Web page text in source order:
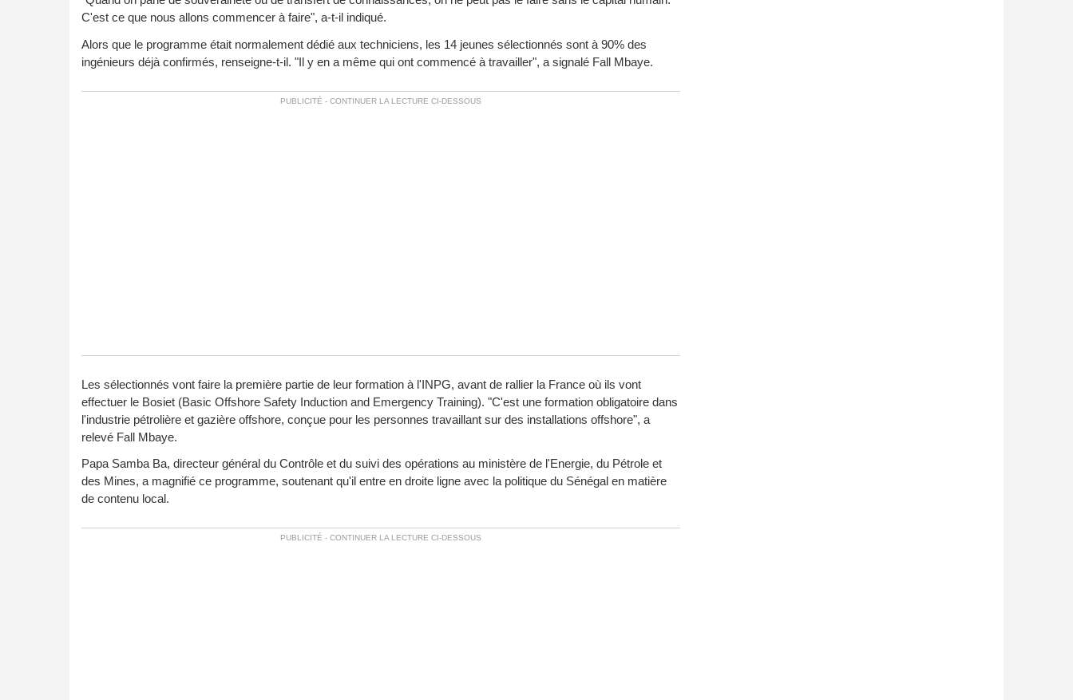
C'est ce que nous allons commencer à faire", a-t-il indiqué.
Alors que le programme était normalement dédié aux techniciens, les 14 jeunes sélectionnés sont à 90% des
ingénieurs déjà confirmés, renseigne-t-il. "Il y en a même qui ont commencé à travailler", a signalé Fall Mbaye.
Les sélectionnés vont faire la première partie de leur formation à l'INPG, avant de rallier la France où ils vont
effectuer le Bosiet (Basic Offshore Safety Induction and Emergency Training). "C'est une formation obligatoire dans
l'industrie pétrolière et gazière offshore, conçue pour les personnes travaillant sur des installations offshore", a
relevé Fall Mbaye.
Papa Samba Ba, directeur général du Contrôle et du suivi des opérations au ministère de l'Energie, du Pétrole et
des Mines, a magnifié ce programme, soutenant qu'il entre en droite ligne avec la politique du Sénégal en matière
de contenu local.